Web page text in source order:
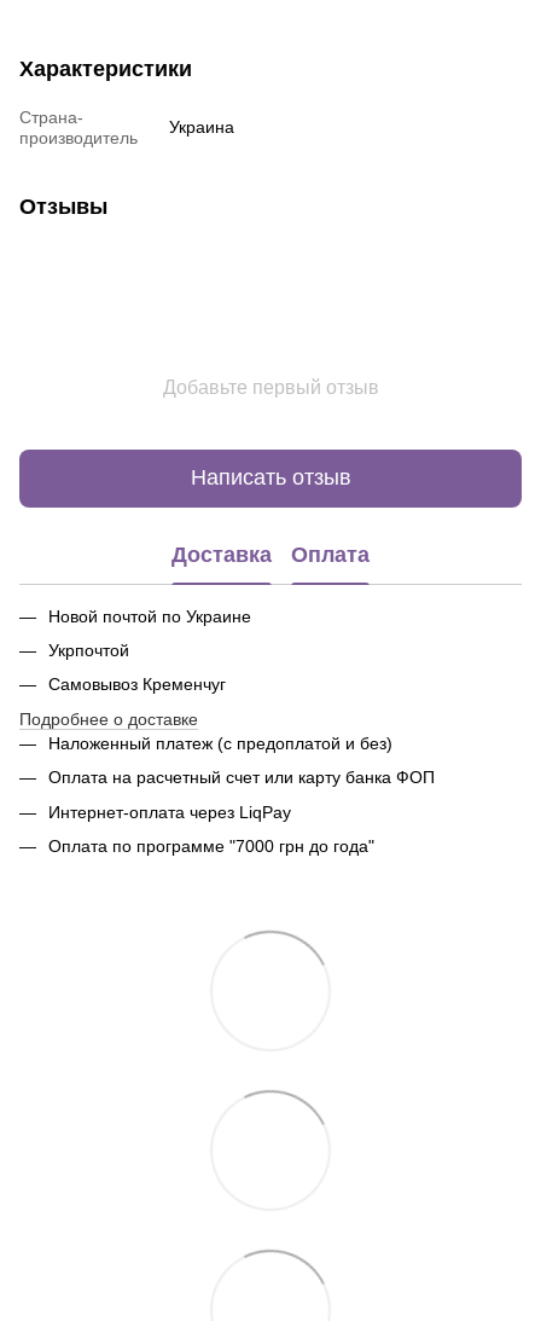
Характеристики
Страна-
производитель
Украина
Отзывы
Добавьте первый отзыв
Написать отзыв
Доставка Оплата
Новой почтой по Украине
Укрпочтой
Самовывоз Кременчуг
Подробнее о доставке
Наложенный платеж (с предоплатой и без)
Оплата на расчетный счет или карту банка ФОП
Интернет-оплата через LiqPay
Оплата по программе "7000 грн до года"